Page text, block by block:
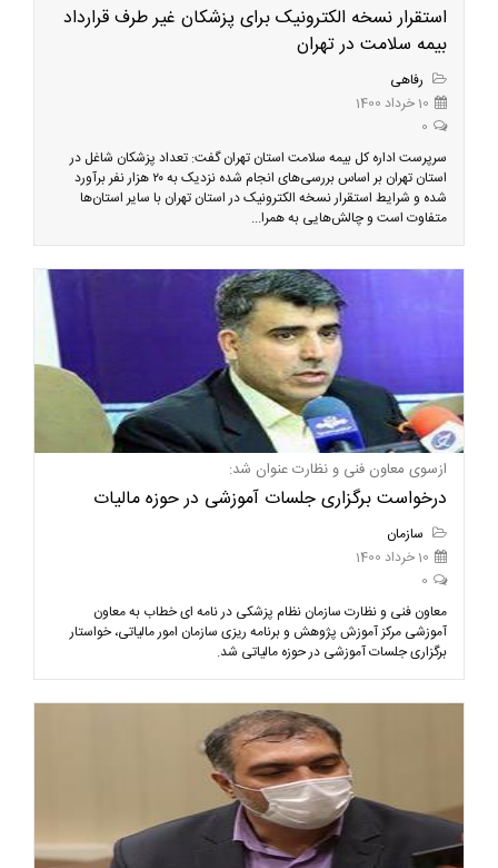
استقرار نسخه الکترونیک برای پزشکان غیر طرف قرارداد
بیمه سلامت در تهران
رفاهی
10 خرداد 1400
0
سرپرست اداره کل بیمه سلامت استان تهران گفت: تعداد پزشکان شاغل در
استان تهران بر اساس بررسی‌های انجام شده نزدیک به ۲۰ هزار نفر برآورد
شده و شرایط استقرار نسخه الکترونیک در استان تهران با سایر استان‌ها
متفاوت است و چالش‌هایی به همرا...
ازسوی معاون فنی و نظارت عنوان شد:
درخواست برگزاری جلسات آموزشی در حوزه مالیات
سازمان
10 خرداد 1400
0
معاون فنی و نظارت سازمان نظام پزشکی در نامه ای خطاب به معاون
آموزشی مرکز آموزش پژوهش و برنامه ریزی سازمان امور مالیاتی، خواستار
برگزاری جلسات آموزشی در حوزه مالیاتی شد.